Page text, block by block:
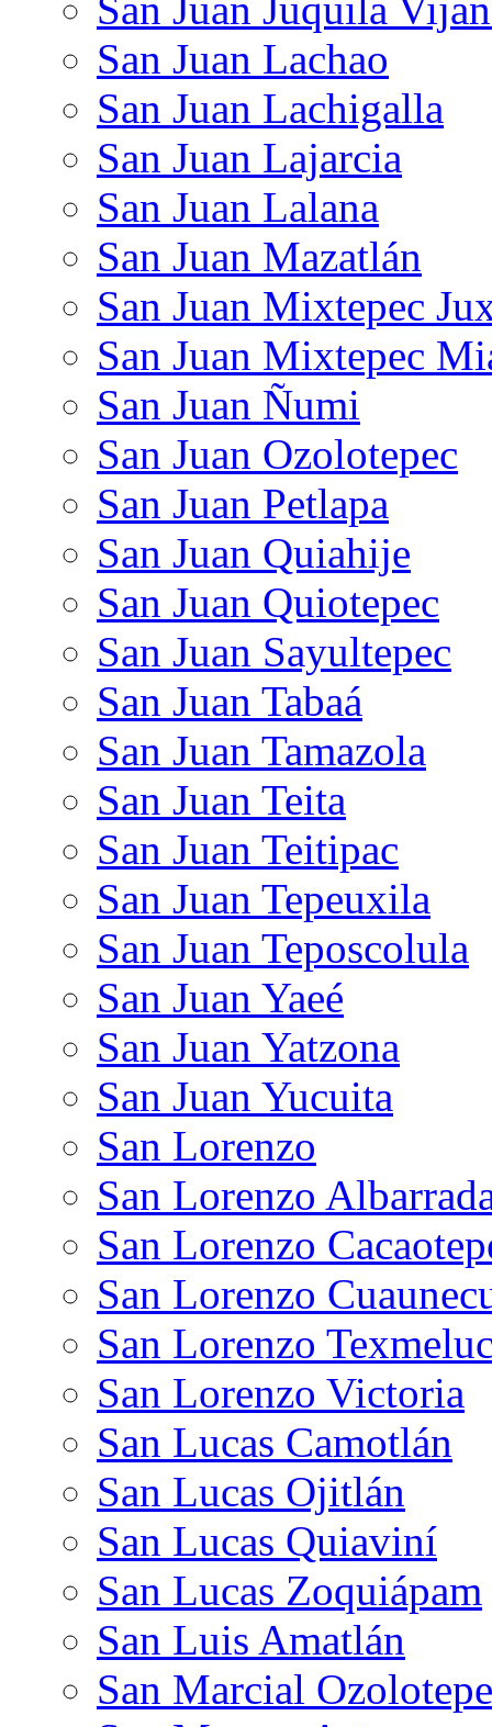
San Juan Lachao
San Juan Lachigalla
San Juan Lajarcia
San Juan Lalana
San Juan Mazatlán
San Juan Mixtepec
San Juan Mixtepec
San Juan Ñumi
San Juan Ozolotepec
San Juan Petlapa
San Juan Quiahije
San Juan Quiotepec
San Juan Sayultepec
San Juan Tabaá
San Juan Tamazola
San Juan Teita
San Juan Teitipac
San Juan Tepeuxila
San Juan Teposcolula
San Juan Yaeé
San Juan Yatzona
San Juan Yucuita
San Lorenzo
San Lorenzo
San Lorenzo
San Lorenzo
San Lorenzo
San Lorenzo Victoria
San Lucas Camotlán
San Lucas Ojitlán
San Lucas Quiaviní
San Lucas Zoquiápam
San Luis Amatlán
San Marcial